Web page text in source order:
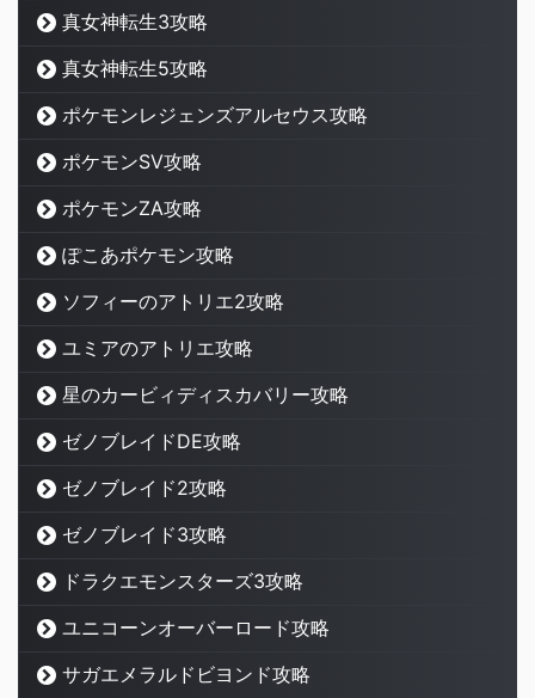
真女神転生3攻略
真女神転生5攻略
ポケモンレジェンズアルセウス攻略
ポケモンSV攻略
ポケモンZA攻略
ぽこあポケモン攻略
ソフィーのアトリエ2攻略
ユミアのアトリエ攻略
星のカービィディスカバリー攻略
ゼノブレイドDE攻略
ゼノブレイド2攻略
ゼノブレイド3攻略
ドラクエモンスターズ3攻略
ユニコーンオーバーロード攻略
サガエメラルドビヨンド攻略